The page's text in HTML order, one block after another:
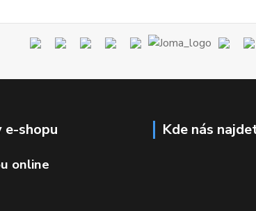
e-shopu
online
Kde nás